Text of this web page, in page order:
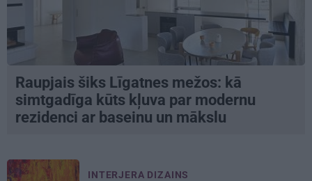
Raupjais šiks Līgatnes mežos: kā
simtgadīga kūts kļuva par modernu
rezidenci ar baseinu un mākslu
INTERJERA DIZAINS